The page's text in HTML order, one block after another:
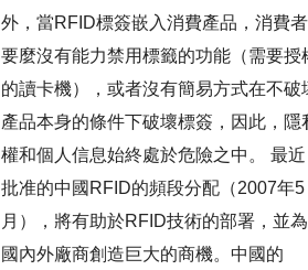
外，當RFID標簽嵌入消費產品，消費者
要麼沒有能力禁用標籤的功能（需要授
的讀卡機），或者沒有簡易方式在不破
產品本身的條件下破壞標簽，因此，隱
權和個人信息始終處於危險之中。 最近
批准的中國RFID的頻段分配（2007年5
月），將有助於RFID技術的部署，並為
國內外廠商創造巨大的商機。中國的